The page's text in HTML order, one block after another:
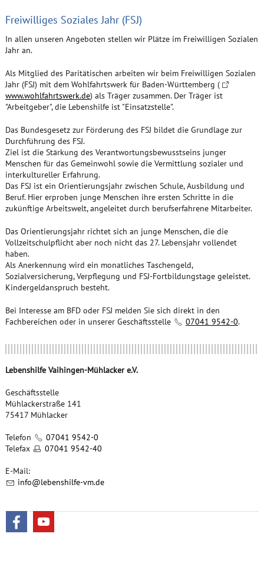
Freiwilliges Soziales Jahr (FSJ)
In allen unseren Angeboten stellen wir Plätze im Freiwilligen Sozialen
Jahr an.
Als Mitglied des Paritätischen arbeiten wir beim Freiwilligen Sozialen
Jahr (FSJ) mit dem Wohlfahrtswerk für Baden-Württemberg (
www.wohlfahrtswerk.de) als Träger zusammen. Der Träger ist
"Arbeitgeber", die Lebenshilfe ist "Einsatzstelle".
Das Bundesgesetz zur Förderung des FSJ bildet die Grundlage zur
Durchführung des FSJ.
Ziel ist die Stärkung des Verantwortungsbewusstseins junger
Menschen für das Gemeinwohl sowie die Vermittlung sozialer und
interkultureller Erfahrung.
Das FSJ ist ein Orientierungsjahr zwischen Schule, Ausbildung und
Beruf. Hier erproben junge Menschen ihre ersten Schritte in die
zukünftige Arbeitswelt, angeleitet durch berufserfahrene Mitarbeiter.
Das Orientierungsjahr richtet sich an junge Menschen, die die
Vollzeitschulpflicht aber noch nicht das 27. Lebensjahr vollendet
haben.
Als Anerkennung wird ein monatliches Taschengeld,
Sozialversicherung, Verpflegung und FSJ-Fortbildungstage geleistet.
Kindergeldanspruch besteht.
Bei Interesse am BFD oder FSJ melden Sie sich direkt in den
Fachbereichen oder in unserer Geschäftsstelle
07041 9542-0.
Lebenshilfe Vaihingen-Mühlacker e.V.
Geschäftsstelle
Mühlackerstraße 141
75417 Mühlacker
Telefon
07041 9542-0
Telefax
07041 9542-40
E-Mail:
nf
l b nsh lf -vmd